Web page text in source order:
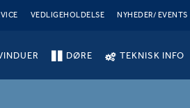
VEDLIGEHOLDELSE NYHEDER/ EVENTS
DØRE TEKNISK INFO